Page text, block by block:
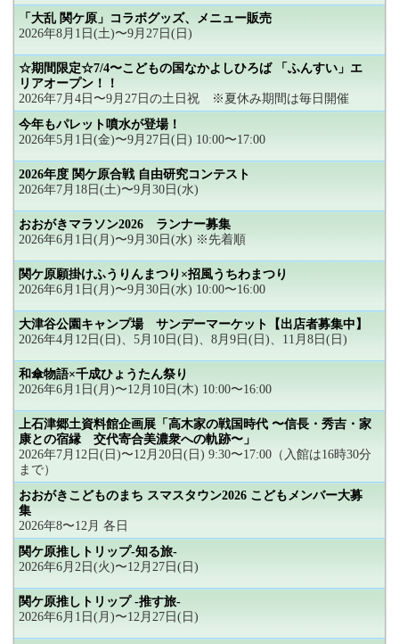
「大乱 関ケ原」コラボグッズ、メニュー販売
2026年8月1日(土)〜9月27日(日)
☆期間限定☆7/4〜こどもの国なかよしひろば 「ふんすい」エ
リアオープン！！
2026年7月4日〜9月27日の土日祝 ※夏休み期間は毎日開催
今年もパレット噴水が登場！
2026年5月1日(金)〜9月27日(日) 10:00〜17:00
2026年度 関ケ原合戦 自由研究コンテスト
2026年7月18日(土)〜9月30日(水)
おおがきマラソン2026 ランナー募集
2026年6月1日(月)〜9月30日(水) ※先着順
関ケ原願掛けふうりんまつり×招風うちわまつり
2026年6月1日(月)〜9月30日(水) 10:00〜16:00
大津谷公園キャンプ場 サンデーマーケット【出店者募集中】
2026年4月12日(日)、5月10日(日)、8月9日(日)、11月8日(日)
和傘物語×千成ひょうたん祭り
2026年6月1日(月)〜12月10日(木) 10:00〜16:00
上石津郷土資料館企画展「高木家の戦国時代 〜信長・秀吉・家
康との宿縁 交代寄合美濃衆への軌跡〜」
2026年7月12日(日)〜12月20日(日) 9:30〜17:00（入館は16時30分
まで）
おおがきこどものまち スマスタウン2026 こどもメンバー大募
集
2026年8〜12月 各日
関ケ原推しトリップ-知る旅-
2026年6月2日(火)〜12月27日(日)
関ケ原推しトリップ -推す旅-
2026年6月1日(月)〜12月27日(日)